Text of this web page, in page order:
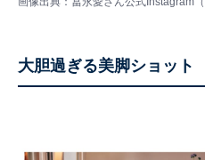
大胆過ぎる美脚ショット